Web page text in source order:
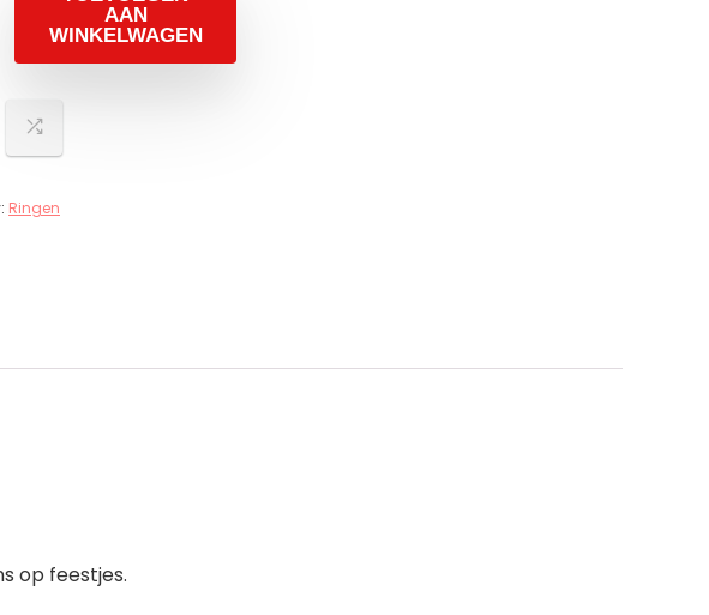
AAN
WINKELWAGEN
Ringen
op feestjes.